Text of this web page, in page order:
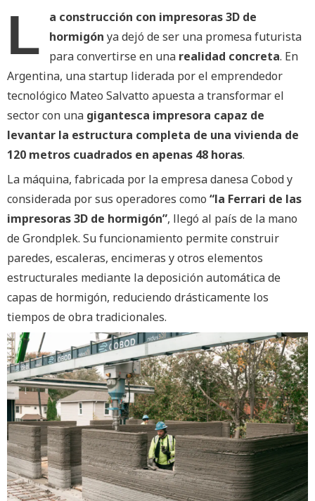
L
a construcción con impresoras 3D de
hormigón ya dejó de ser una promesa futurista
para convertirse en una realidad concreta. En
Argentina, una startup liderada por el emprendedor
tecnológico Mateo Salvatto apuesta a transformar el
sector con una gigantesca impresora capaz de
levantar la estructura completa de una vivienda de
120 metros cuadrados en apenas 48 horas.
La máquina, fabricada por la empresa danesa Cobod y
considerada por sus operadores como “la Ferrari de las
impresoras 3D de hormigón”, llegó al país de la mano
de Grondplek. Su funcionamiento permite construir
paredes, escaleras, encimeras y otros elementos
estructurales mediante la deposición automática de
capas de hormigón, reduciendo drásticamente los
tiempos de obra tradicionales.